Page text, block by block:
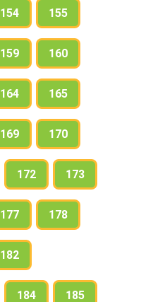
154 155
159 160
164 165
169 170
172 173
177 178
182
184 185